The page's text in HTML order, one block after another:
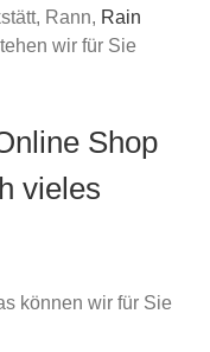
Rann, Rain
wir für Sie
Shop
vieles
können wir für Sie